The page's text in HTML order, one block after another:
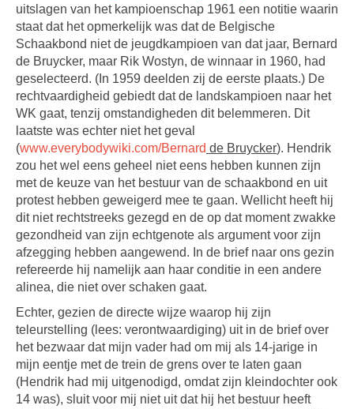
uitslagen van het kampioenschap 1961 een notitie waarin
staat dat het opmerkelijk was dat de Belgische
Schaakbond niet de jeugdkampioen van dat jaar, Bernard
de Bruycker, maar Rik Wostyn, de winnaar in 1960, had
geselecteerd. (In 1959 deelden zij de eerste plaats.) De
rechtvaardigheid gebiedt dat de landskampioen naar het
WK gaat, tenzij omstandigheden dit belemmeren. Dit
laatste was echter niet het geval
(www.everybodywiki.com/Bernard de Bruycker). Hendrik
zou het wel eens geheel niet eens hebben kunnen zijn
met de keuze van het bestuur van de schaakbond en uit
protest hebben geweigerd mee te gaan. Wellicht heeft hij
dit niet rechtstreeks gezegd en de op dat moment zwakke
gezondheid van zijn echtgenote als argument voor zijn
afzegging hebben aangewend. In de brief naar ons gezin
refereerde hij namelijk aan haar conditie in een andere
alinea, die niet over schaken gaat.
Echter, gezien de directe wijze waarop hij zijn
teleurstelling (lees: verontwaardiging) uit in de brief over
het bezwaar dat mijn vader had om mij als 14-jarige in
mijn eentje met de trein de grens over te laten gaan
(Hendrik had mij uitgenodigd, omdat zijn kleindochter ook
14 was), sluit voor mij niet uit dat hij het bestuur heeft